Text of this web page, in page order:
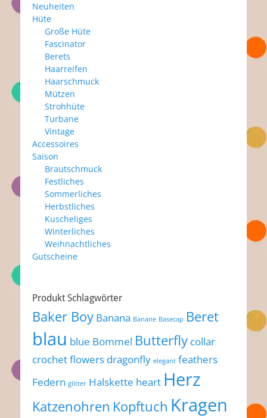
Neuheiten
Hüte
Große Hüte
Fascinator
Berets
Haarreifen
Haarschmuck
Mützen
Strohhüte
Turbane
Vintage
Accessoires
Saison
Brautschmuck
Festliches
Sommerliches
Herbstliches
Kuscheliges
Winterliches
Weihnachtliches
Gutscheine
Produkt Schlagwörter
Baker Boy Banana Banane Basecap Beret
blau blue Bommel Butterfly collar
crochet flowers dragonfly elegant feathers
Federn glitter Halskette heart Herz
Katzenohren Kopftuch Kragen